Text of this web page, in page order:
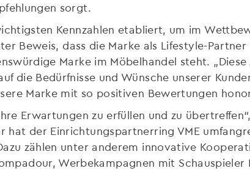
sorgt.
Kennzahlen etabliert, um im
Beweis, dass die Marke als Lifestyle-
Marke im Möbelhandel steht. „Diese
die Bedürfnisse und Wünsche unserer
Marke mit so positiven Bewertungen
Erwartungen zu erfüllen und zu
der Einrichtungspartnerring VME
zählen unter anderem innovative
Werbekampagnen mit Schauspieler